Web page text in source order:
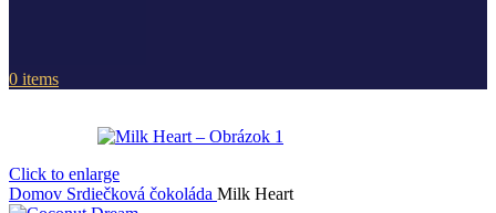
0 items
Click to enlarge
Domov Srdiečková čokoláda Milk Heart